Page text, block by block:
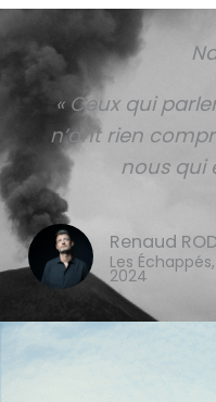
« Ceux qui
n’ont rien
nous qui
Renaud
Les
2024